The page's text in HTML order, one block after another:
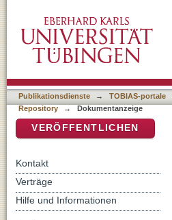
Publikationsdienste → TOBIAS-portale
Repository
→ Dokumentanzeige
VERÖFFENTLICHEN
Kontakt
Verträge
Hilfe und Informationen